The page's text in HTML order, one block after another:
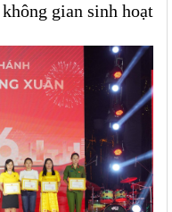
gian sinh hoạt